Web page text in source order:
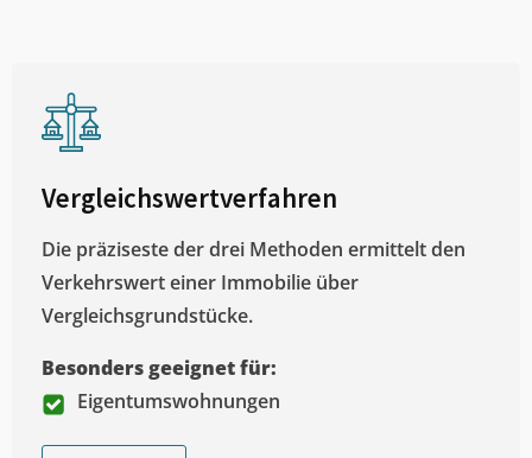
Vergleichswertverfahren
Die präziseste der drei Methoden ermittelt den
Verkehrswert einer Immobilie über
Vergleichsgrundstücke.
Besonders geeignet für:
Eigentumswohnungen